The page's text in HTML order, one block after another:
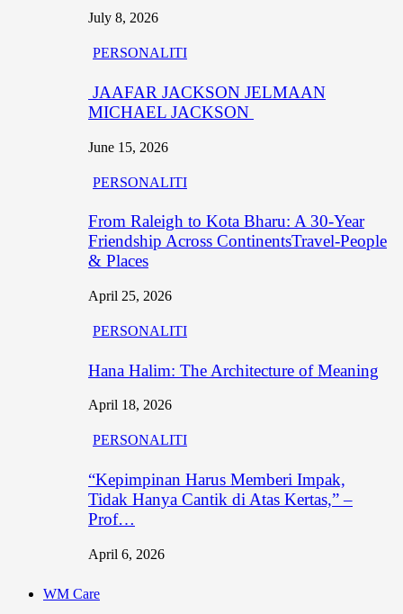
July 8, 2026
PERSONALITI
JAAFAR JACKSON JELMAAN
MICHAEL JACKSON
June 15, 2026
PERSONALITI
From Raleigh to Kota Bharu: A 30-Year
Friendship Across ContinentsTravel-People
& Places
April 25, 2026
PERSONALITI
Hana Halim: The Architecture of Meaning
April 18, 2026
PERSONALITI
“Kepimpinan Harus Memberi Impak,
Tidak Hanya Cantik di Atas Kertas,” –
Prof…
April 6, 2026
WM Care